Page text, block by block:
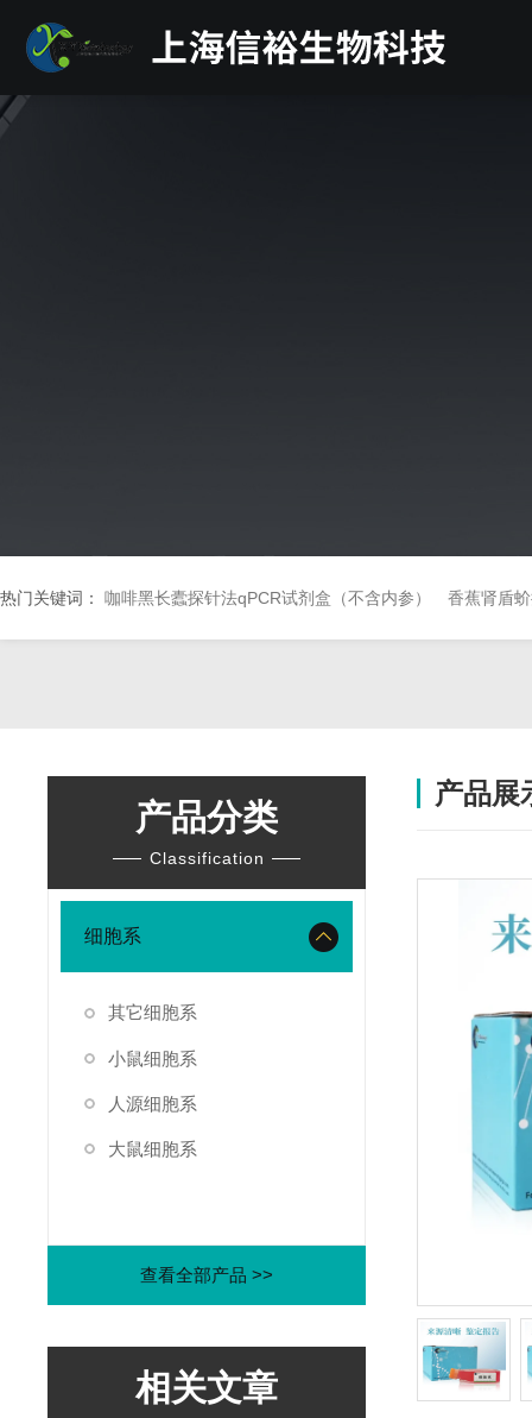
热门关键词： 咖啡黑长蠹探针法qPCR试剂盒（不含内参） 香蕉肾盾
产品分类
Classification
细胞系
其它细胞系
小鼠细胞系
人源细胞系
大鼠细胞系
查看全部产品 >>
相关文章
产品展